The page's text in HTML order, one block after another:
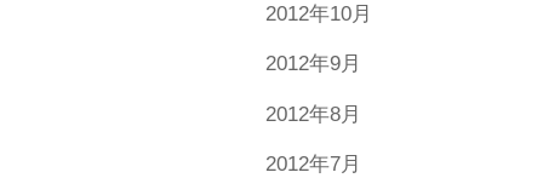
2012年10月
2012年9月
2012年8月
2012年7月